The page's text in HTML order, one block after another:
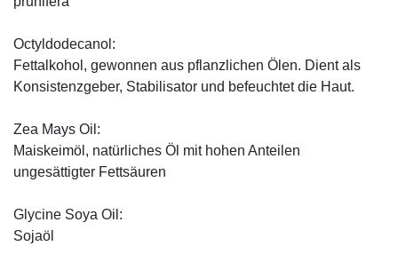
Octyldodecanol:
Fettalkohol, gewonnen aus pflanzlichen Ölen. Dient als
Konsistenzgeber, Stabilisator und befeuchtet die Haut.
Zea Mays Oil:
Maiskeimöl, natürliches Öl mit hohen Anteilen
ungesättigter Fettsäuren
Glycine Soya Oil:
Sojaöl